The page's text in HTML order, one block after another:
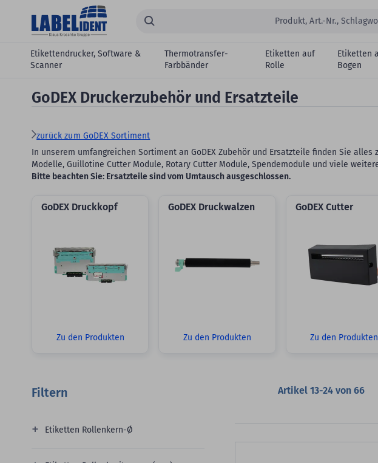
Zum Hauptinhalt springen
Suchen...
Etikettendrucker, Software &
Scanner
Thermotransfer-
Farbbänder
Etiketten auf
Rolle
Etiketten
Bogen
GoDEX Druckerzubehör und Ersatzteile
zurück zum GoDEX Sortiment
In unserem umfangreichen Sortiment an GoDEX Zubehör und Ersatzteile finden Sie
Modelle, Guillotine Cutter Module, Rotary Cutter Module, Spendemodule und viele
Bitte beachten Sie: Ersatzteile sind vom Umtausch ausgeschlossen.
GoDEX Druckkopf
Zu den Produkten
GoDEX Druckwalzen
Zu den Produkten
GoDEX Cutter
Zu den Produkten
Artikel13-24 von66
Filtern
Etiketten Rollenkern-Ø